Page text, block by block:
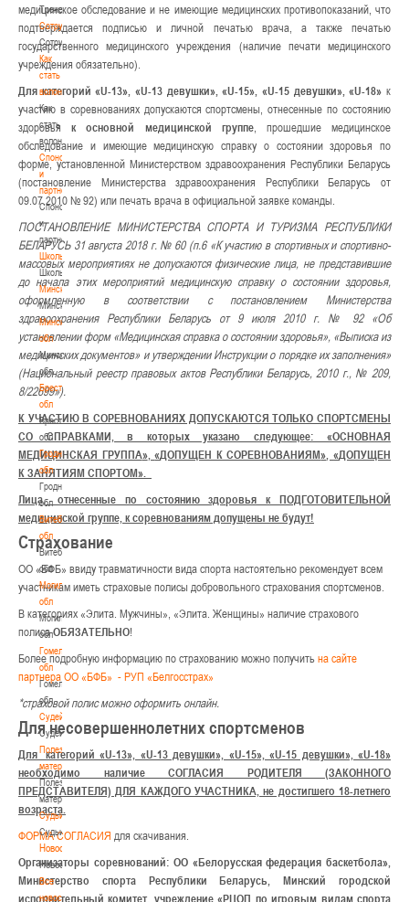
Тренерам
Сотрудничество
Сотрудничество
Как
стать
волонтером
Как
стать
волонтером
Спонсоры
и
партнеры
Спонсоры
и
партнеры
Школы
Школы
Минск
Минск
Минская
обл
Минская
обл
Брестская
обл
Брестская
обл
Гродненская
обл
Гродненская
обл
Витебская
обл
Витебская
обл
Могилевская
обл
Могилевская
обл
Гомельская
обл
Гомельская
обл
Судейство
Судейство
Полезные
материалы
Полезные
материалы
Судьи
Судьи
Новости
Новости
Все
новости
медицинское обследование и не имеющие медицинских противопоказаний, что
подтверждается подписью и личной печатью врача, а также печатью
государственного медицинского учреждения (наличие печати медицинского
учреждения обязательно).
Для категорий «U-13», «U-13 девушки», «U-15», «U-15 девушки», «U-18» к
участию в соревнованиях допускаются спортсмены, отнесенные по состоянию
здоровьяк основной медицинской группе, прошедшие медицинское
обследование и имеющие медицинскую справку о состоянии здоровья по
форме, установленной Министерством здравоохранения Республики Беларусь
(постановление Министерства здравоохранения Республики Беларусь от
09.07.2010 № 92) или печать врача в официальной заявке команды.
ПОСТАНОВЛЕНИЕ МИНИСТЕРСТВА СПОРТА И ТУРИЗМА РЕСПУБЛИКИ
БЕЛАРУСЬ 31 августа 2018 г. № 60 (п.6 «К участию в спортивных и спортивно-
массовых мероприятиях не допускаются физические лица, не представившие
до начала этих мероприятий медицинскую справку о состоянии здоровья,
оформленную в соответствии с постановлением Министерства
здравоохранения Республики Беларусь от 9 июля 2010 г. № 92 «Об
установлении форм «Медицинская справка о состоянии здоровья», «Выписка из
медицинских документов» и утверждении Инструкции о порядке их заполнения»
(Национальный реестр правовых актов Республики Беларусь, 2010 г., № 209,
8/22699»).
К УЧАСТИЮ В СОРЕВНОВАНИЯХ ДОПУСКАЮТСЯ ТОЛЬКО СПОРТСМЕНЫ
СО СПРАВКАМИ, в которых указано следующее: «ОСНОВНАЯ
МЕДИЦИНСКАЯ ГРУППА»,«ДОПУЩЕН К СОРЕВНОВАНИЯМ»,«ДОПУЩЕН
К ЗАНЯТИЯМ СПОРТОМ».
Лица, отнесенные по состоянию здоровья к ПОДГОТОВИТЕЛЬНОЙ
медицинской группе, к соревнованиям допущены не будут!
Страхование
ОО «БФБ» ввиду травматичности вида спорта настоятельно рекомендует всем
участникам иметь страховые полисы добровольного страхования спортсменов.
В категориях «Элита. Мужчины», «Элита. Женщины» наличие страхового
полисаОБЯЗАТЕЛЬНО!
Более подробную информацию по страхованию можно получить на сайте
партнера ОО «БФБ» - РУП «Белгосcтрах»
*страховой полис можно оформить онлайн.
Для несовершеннолетних спортсменов
Для категорий «U-13», «U-13 девушки», «U-15», «U-15 девушки», «U-18»
необходимо наличие СОГЛАСИЯ РОДИТЕЛЯ (ЗАКОННОГО
ПРЕДСТАВИТЕЛЯ) ДЛЯ КАЖДОГО УЧАСТНИКА, не достигшего 18-летнего
возраста.
ФОРМА СОГЛАСИЯ для скачивания.
Организаторы соревнований: ОО «Белорусская федерация баскетбола»,
Министерство спорта Республики Беларусь, Минский городской
исполнительный комитет, учреждение «РЦОП по игровым видам спорта